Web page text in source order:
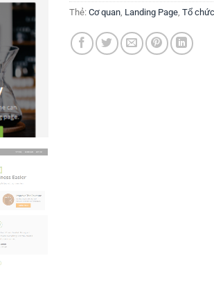
Thẻ: Cơ quan, Landing Page, Tổ chức